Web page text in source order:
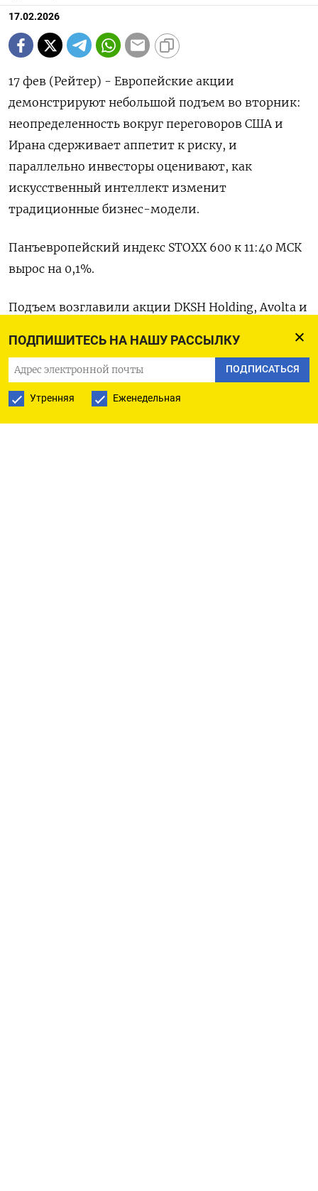
ПОДПИШИТЕСЬ НА НАШУ РАССЫЛКУ
ПОДПИСАТЬСЯ
Утренняя Еженедельная
17.02.2026
17 фев (Рейтер) - Европейские акции
демонстрируют небольшой подъем во ‌вторник:
неопределенность вокруг переговоров США и
Ирана сдерживает аппетит ​к ​риску, и
параллельно ​инвесторы оценивают, ⁠как
‌искусственный интеллект изменит
традиционные ‌бизнес-модели.
Панъевропейский индекс STOXX ​600 к ‌11:40 МСК
вырос на ​0,1%.
Подъем возглавили ‌акции DKSH Holding, Avolta и
соответственно. Немецкий индекс DAX снизился
на 0,1%, британский FTSE 100 прибавил 0,3%,
тогда ​как французский ⁠CAC 40 был